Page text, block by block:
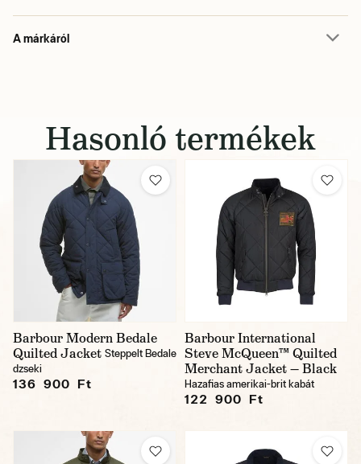
A márkáról
Hasonló termékek
Barbour Modern Bedale
Quilted Jacket Steppelt Bedale
dzseki
136 900 Ft
Barbour International
Steve McQueen™ Quilted
Merchant Jacket — Black
Hazafias amerikai-brit kabát
122 900 Ft